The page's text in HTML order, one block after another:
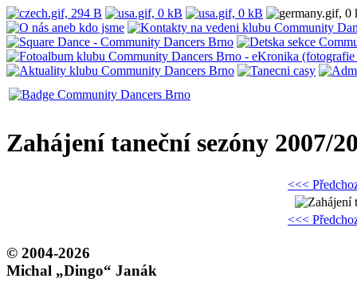
Zahájení taneční sezóny 2007/
<<<
<<<
© 2004-2026
Michal „Dingo“ Janák